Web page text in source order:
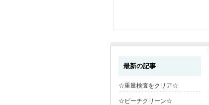
最新の記事
☆重量検査をクリア☆
☆ビーチクリーン☆